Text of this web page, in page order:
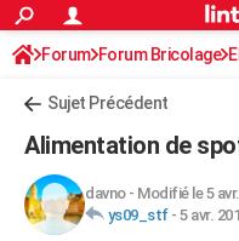
ACTUALITÉS
Politique
Société
Faits Divers
Education
Monde
Villes
+
FINANCE
Retraite
Impôts
Epargne
Immobilier
Risques naturels par ville
Banque
Assurance
Crédit
AUTO
Forum Forum Bricolage
Sujet Précédent
Alimentation de
davno- Modifié le 5
ys09_stf- 5 avr.